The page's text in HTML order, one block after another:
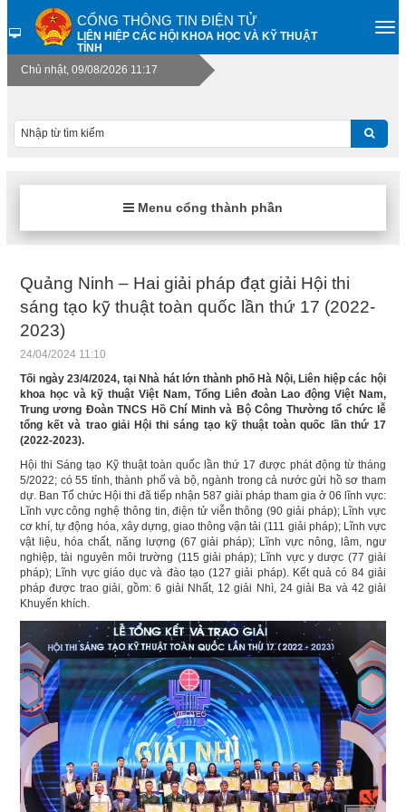
CỔNG THÔNG TIN ĐIỆN TỬ
LIÊN HIỆP CÁC HỘI KHOA HỌC VÀ KỸ THUẬT
TỈNH
Chủ nhật, 09/08/2026 11:17
Menu cổng thành phần
Quảng Ninh – Hai giải pháp đạt giải Hội thi
sáng tạo kỹ thuật toàn quốc lần thứ 17 (2022-
2023)
24/04/2024 11:10
Tối ngày 23/4/2024, tại Nhà hát lớn thành phố Hà Nội, Liên hiệp các hội
khoa học và kỹ thuật Việt Nam, Tổng Liên đoàn Lao động Việt Nam,
Trung ương Đoàn TNCS Hồ Chí Minh và Bộ Công Thường tổ chức lễ
tổng kết và trao giải Hội thi sáng tạo kỹ thuật toàn quốc lần thứ 17
(2022-2023).
Hội thi Sáng tạo Kỹ thuật toàn quốc lần thứ 17 được phát động từ tháng
5/2022; có 55 tỉnh, thành phố và bộ, ngành trong cả nước gửi hồ sơ tham
dự. Ban Tổ chức Hội thi đã tiếp nhận 587 giải pháp tham gia ở 06 lĩnh vực:
Lĩnh vực công nghệ thông tin, điện tử viễn thông (90 giải pháp); Lĩnh vực
cơ khí, tự động hóa, xây dựng, giao thông vận tải (111 giải pháp); Lĩnh vực
vật liệu, hóa chất, năng lượng (67 giải pháp); Lĩnh vực nông, lâm, ngư
nghiệp, tài nguyên môi trường (115 giải pháp); Lĩnh vực y dược (77 giải
pháp); Lĩnh vực giáo dục và đào tạo (127 giải pháp). Kết quả có 84 giải
pháp được trao giải, gồm: 6 giải Nhất, 12 giải Nhì, 24 giải Ba và 42 giải
Khuyến khích.